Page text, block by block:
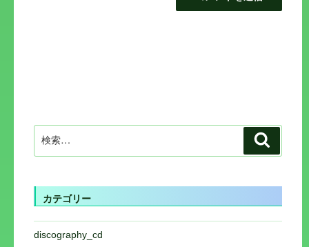
ビ
ゲ
シ
ョ
ン
索:
索
カテゴリー
discography_cd